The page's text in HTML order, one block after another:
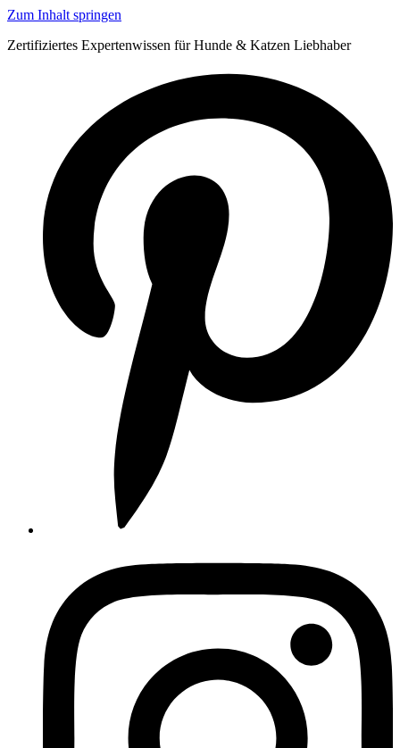
Zum Inhalt springen
Zertifiziertes Expertenwissen für Hunde & Katzen Liebhaber